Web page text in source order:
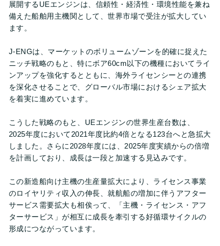
展開するUEエンジンは、信頼性・経済性・環境性能を兼ね
備えた船舶用主機関として、世界市場で受注が拡大してい
ます。
J-ENGは、マーケットのボリュームゾーンを的確に捉えた
ニッチ戦略のもと、特にボア60cm以下の機種においてライ
ンアップを強化するとともに、海外ライセンシーとの連携
を深化させることで、グローバル市場におけるシェア拡大
を着実に進めています。
こうした戦略のもと、UEエンジンの世界生産台数は、
2025年度において2021年度比約4倍となる123台へと急拡大
しました。さらに2028年度には、2025年度実績からの倍増
を計画しており、成長は一段と加速する見込みです。
この新造船向け主機の生産量拡大により、ライセンス事業
のロイヤリティ収入の伸長、就航船の増加に伴うアフター
サービス需要拡大も相俟って、「主機・ライセンス・アフ
ターサービス」が相互に成長を牽引する好循環サイクルの
形成につながっています。